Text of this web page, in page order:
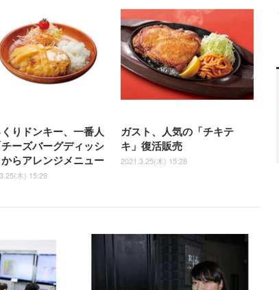
りドンキー、一番人
ーズバーグディッシ
からアレンジメニュー
木) 15:29
ガスト、人気の「チキテ
キ」復活販売
2021.3.25(木) 15:28